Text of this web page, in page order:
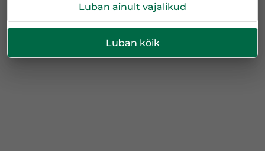
Luban ainult vajalikud
Luban kõik